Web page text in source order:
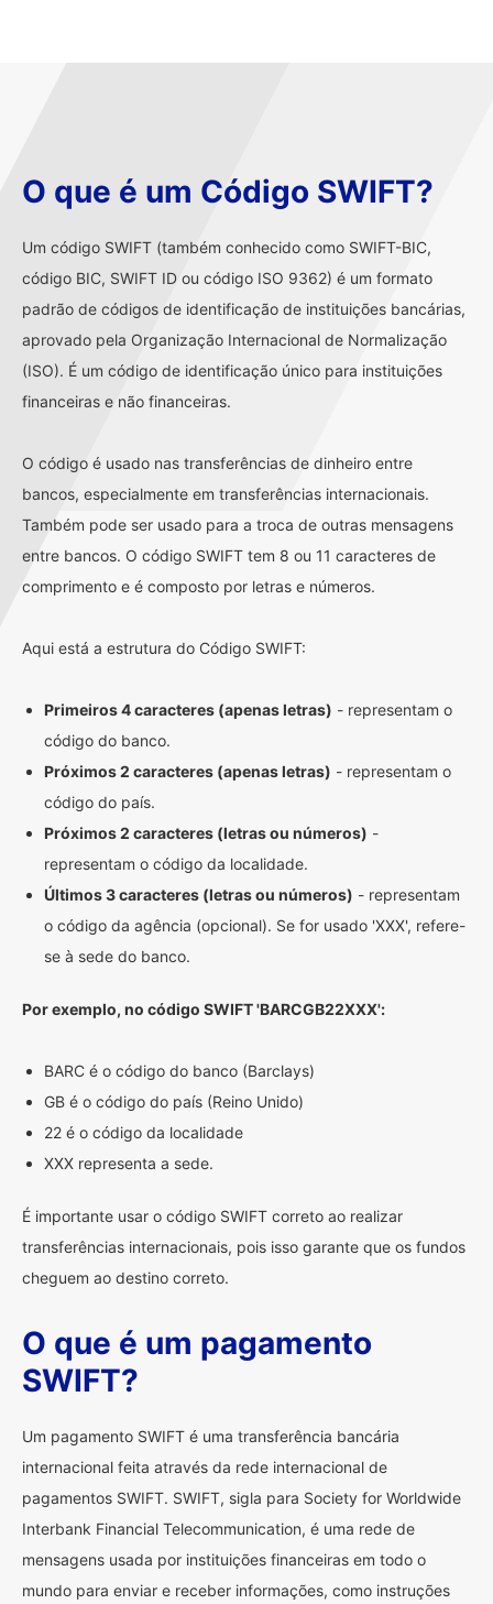
O que é um Código SWIFT?
Um código SWIFT (também conhecido como SWIFT-BIC,
código BIC, SWIFT ID ou código ISO 9362) é um formato
padrão de códigos de identificação de instituições bancárias,
aprovado pela Organização Internacional de Normalização
(ISO). É um código de identificação único para instituições
financeiras e não financeiras.
O código é usado nas transferências de dinheiro entre
bancos, especialmente em transferências internacionais.
Também pode ser usado para a troca de outras mensagens
entre bancos. O código SWIFT tem 8 ou 11 caracteres de
comprimento e é composto por letras e números.
Aqui está a estrutura do Código SWIFT:
Primeiros 4 caracteres (apenas letras) - representam o
código do banco.
Próximos 2 caracteres (apenas letras) - representam o
código do país.
Próximos 2 caracteres (letras ou números) -
representam o código da localidade.
Últimos 3 caracteres (letras ou números) - representam
o código da agência (opcional). Se for usado 'XXX', refere-
se à sede do banco.
Por exemplo, no código SWIFT 'BARCGB22XXX':
BARC é o código do banco (Barclays)
GB é o código do país (Reino Unido)
22 é o código da localidade
XXX representa a sede.
É importante usar o código SWIFT correto ao realizar
transferências internacionais, pois isso garante que os fundos
cheguem ao destino correto.
O que é um pagamento
SWIFT?
Um pagamento SWIFT é uma transferência bancária
internacional feita através da rede internacional de
pagamentos SWIFT. SWIFT, sigla para Society for Worldwide
Interbank Financial Telecommunication, é uma rede de
mensagens usada por instituições financeiras em todo o
mundo para enviar e receber informações, como instruções